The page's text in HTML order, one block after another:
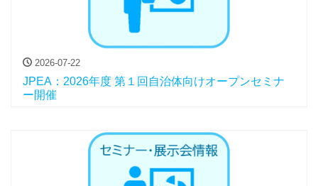
2026-07-22
JPEA：2026年度 第１回自治体向けオープンセミナ
ー開催